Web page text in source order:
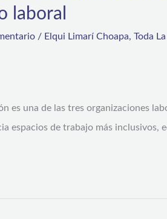
laboral
/ Elqui Limarí Choapa, Toda
es una de las tres organizaciones
espacios de trabajo más